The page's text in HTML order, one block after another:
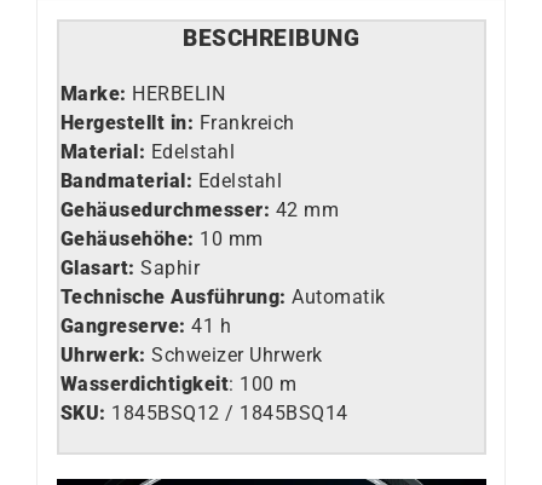
BESCHREIBUNG
Marke: HERBELIN
Hergestellt in: Frankreich
Material: Edelstahl
Bandmaterial: Edelstahl
Gehäusedurchmesser: 42 mm
Gehäusehöhe: 10 mm
Glasart: Saphir
Technische Ausführung: Automatik
Gangreserve: 41 h
Uhrwerk: Schweizer Uhrwerk
Wasserdichtigkeit: 100 m
SKU: 1845BSQ12 / 1845BSQ14